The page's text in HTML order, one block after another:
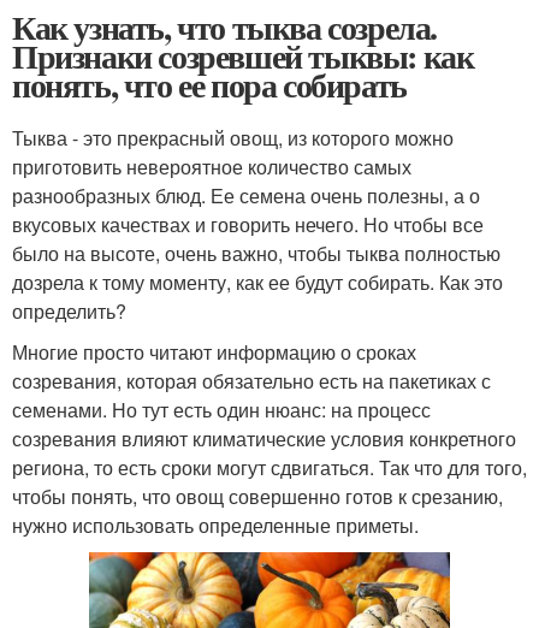
Как узнать, что тыква созрела.
Признаки созревшей тыквы: как
понять, что ее пора собирать
Тыква - это прекрасный овощ, из которого можно
приготовить невероятное количество самых
разнообразных блюд. Ее семена очень полезны, а о
вкусовых качествах и говорить нечего. Но чтобы все
было на высоте, очень важно, чтобы тыква полностью
дозрела к тому моменту, как ее будут собирать. Как это
определить?
Многие просто читают информацию о сроках
созревания, которая обязательно есть на пакетиках с
семенами. Но тут есть один нюанс: на процесс
созревания влияют климатические условия конкретного
региона, то есть сроки могут сдвигаться. Так что для того,
чтобы понять, что овощ совершенно готов к срезанию,
нужно использовать определенные приметы.